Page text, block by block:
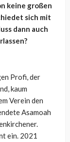
keine großen
sich mit
dann auch
Profi, der
kaum
Verein den
Asamoah
ein. 2021